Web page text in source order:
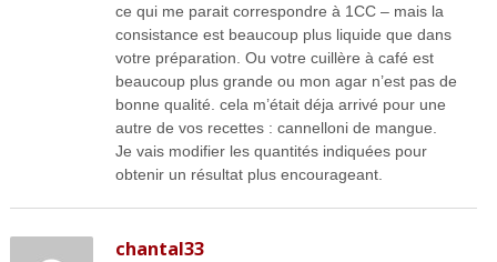
ce qui me parait correspondre à 1CC – mais la
consistance est beaucoup plus liquide que dans
votre préparation. Ou votre cuillère à café est
beaucoup plus grande ou mon agar n’est pas de
bonne qualité. cela m’était déja arrivé pour une
autre de vos recettes : cannelloni de mangue.
Je vais modifier les quantités indiquées pour
obtenir un résultat plus encourageant.
chantal33